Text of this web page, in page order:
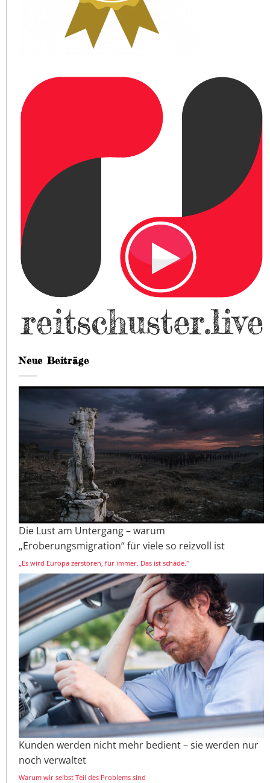
Neue Beiträge
Die Lust am Untergang – warum
„Eroberungsmigration“ für viele so reizvoll ist
„Es wird Europa zerstören, für immer. Das ist schade."
Kunden werden nicht mehr bedient – sie werden nur
noch verwaltet
Warum wir selbst Teil des Problems sind